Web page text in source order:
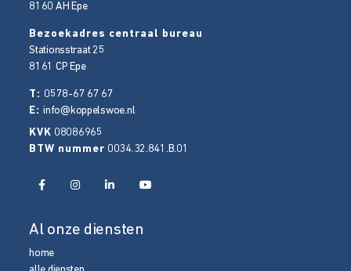
8160 AH Epe
Bezoekadres centraal bureau
Stationsstraat 25
8161 CP Epe
T: 0578-67 67 67
E:info@koppelswoe.nl
KVK 08086965
BTW nummer 0034.32.841.B.01
Al onze diensten
home